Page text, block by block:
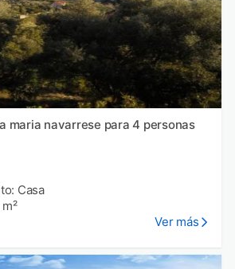
maria navarrese para 4 personas
Casa
Ver más